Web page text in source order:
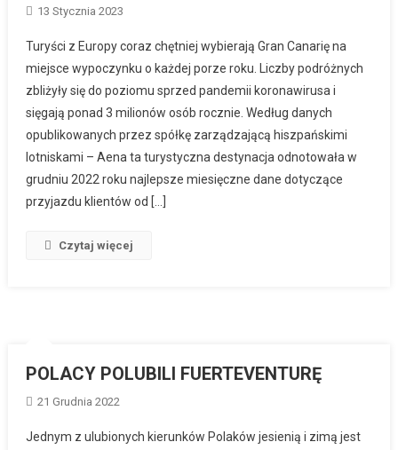
13 Stycznia 2023
Turyści z Europy coraz chętniej wybierają Gran Canarię na
miejsce wypoczynku o każdej porze roku. Liczby podróżnych
zbliżyły się do poziomu sprzed pandemii koronawirusa i
sięgają ponad 3 milionów osób rocznie. Według danych
opublikowanych przez spółkę zarządzającą hiszpańskimi
lotniskami – Aena ta turystyczna destynacja odnotowała w
grudniu 2022 roku najlepsze miesięczne dane dotyczące
przyjazdu klientów od […]
Czytaj więcej
POLACY POLUBILI FUERTEVENTURĘ
21 Grudnia 2022
Jednym z ulubionych kierunków Polaków jesienią i zimą jest